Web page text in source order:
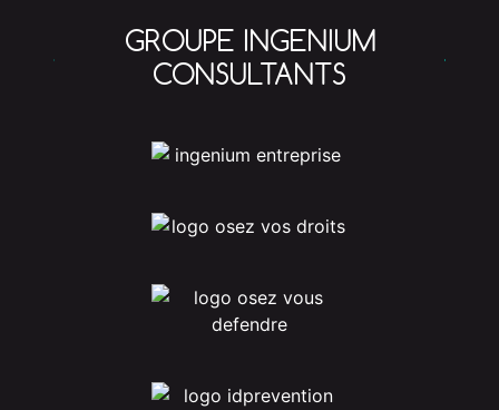
GROUPE INGENIUM
CONSULTANTS